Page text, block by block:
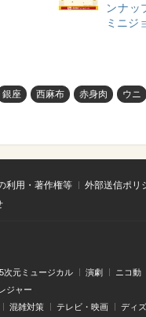
ンナッ
ミニジ
銀座 西麻布 赤身肉 ウニ
利用・著作権等 外部送信ポリ
次元ミュージカル 演劇 ニコ動
ジャー
混雑対策
テレビ・映画 ディ